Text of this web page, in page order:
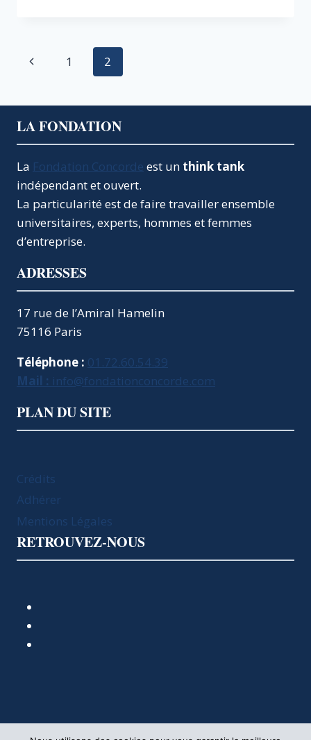
PRESTATIONS
SOCIALES
:
OBJECTIFS,
QUEL
CONTRÔLE
?
Navigation
page
Page
1 2
LA FONDATION
La Fondation Concorde est un think tank
indépendant et ouvert.
La particularité est de faire travailler ensemble
universitaires, experts, hommes et femmes
d’entreprise.
ADRESSES
17 rue de l’Amiral Hamelin
75116 Paris
Téléphone : 01.72.60.54.39
Mail : info@fondationconcorde.com
PLAN DU SITE
Crédits
Adhérer
Mentions Légales
RETROUVEZ-NOUS